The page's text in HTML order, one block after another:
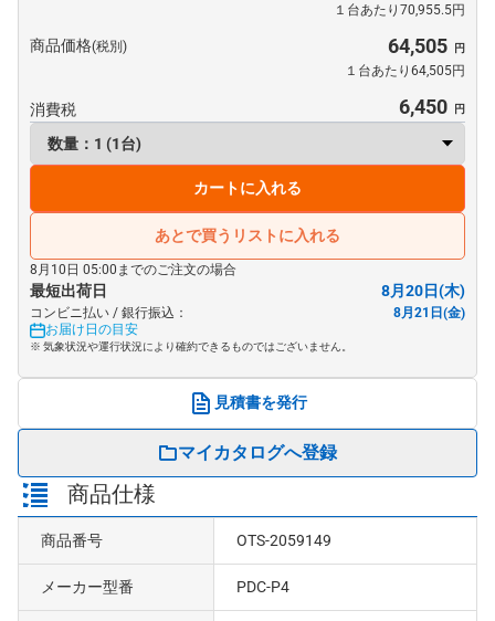
１台あたり70,955.5円
商品価格(税別) 64,505
１台あたり64,505円
消費税 6,450
カートに入れる
あとで買うリストに入れる
8月10日 05:00までのご注文の場合
最短出荷日 8月20日(木)
コンビニ払い / 銀行振込：
8月21日(金)
お届け日の目安
※ 気象状況や運行状況により確約できるものではございません。
見積書を発行
マイカタログへ登録
商品仕様
商品番号 OTS-2059149
メーカー型番 PDC-P4